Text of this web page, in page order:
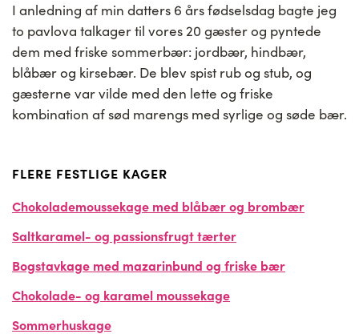
I anledning af min datters 6 års fødselsdag bagte jeg
to pavlova talkager til vores 20 gæster og pyntede
dem med friske sommerbær: jordbær, hindbær,
blåbær og kirsebær. De blev spist rub og stub, og
gæsterne var vilde med den lette og friske
kombination af sød marengs med syrlige og søde bær.
FLERE FESTLIGE KAGER
Chokolademoussekage med blåbær og brombær
Saltkaramel- og passionsfrugt tærter
Bogstavkage med mazarinbund og friske bær
Chokolade- og karamel moussekage
Sommerhuskage